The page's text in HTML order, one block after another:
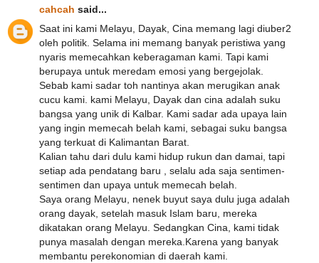
cahcah said...
Saat ini kami Melayu, Dayak, Cina memang lagi diuber2
oleh politik. Selama ini memang banyak peristiwa yang
nyaris memecahkan keberagaman kami. Tapi kami
berupaya untuk meredam emosi yang bergejolak.
Sebab kami sadar toh nantinya akan merugikan anak
cucu kami. kami Melayu, Dayak dan cina adalah suku
bangsa yang unik di Kalbar. Kami sadar ada upaya lain
yang ingin memecah belah kami, sebagai suku bangsa
yang terkuat di Kalimantan Barat.
Kalian tahu dari dulu kami hidup rukun dan damai, tapi
setiap ada pendatang baru , selalu ada saja sentimen-
sentimen dan upaya untuk memecah belah.
Saya orang Melayu, nenek buyut saya dulu juga adalah
orang dayak, setelah masuk Islam baru, mereka
dikatakan orang Melayu. Sedangkan Cina, kami tidak
punya masalah dengan mereka.Karena yang banyak
membantu perekonomian di daerah kami.